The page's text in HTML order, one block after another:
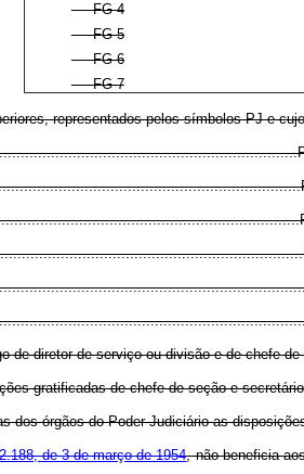
FG-4
FG-5
FG-6
FG-7
representados pelos símbolos PJ e
de diretor de serviço ou divisão e de chefe
gratificadas de chefe de seção e
dos órgãos do Poder Judiciário as
de 3 de março de 1954, não beneficia